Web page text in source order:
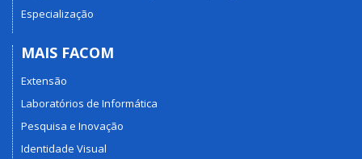
Especialização
MAIS FACOM
Extensão
Laboratórios de Informática
Pesquisa e Inovação
Identidade Visual